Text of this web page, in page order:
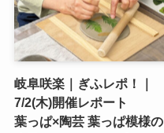
岐阜咲楽｜ぎふレポ！｜
7/2(木)開催レポート
葉っぱ×陶芸 葉っぱ模様の